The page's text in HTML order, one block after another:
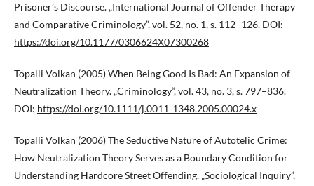
Prisoner’s Discourse. „International Journal of Offender Therapy
and Comparative Criminology”, vol. 52, no. 1, s. 112–126. DOI:
https://doi.org/10.1177/0306624X07300268
Topalli Volkan (2005) When Being Good Is Bad: An Expansion of
Neutralization Theory. „Criminology“, vol. 43, no. 3, s. 797–836.
DOI: https://doi.org/10.1111/j.0011-1348.2005.00024.x
Topalli Volkan (2006) The Seductive Nature of Autotelic Crime:
How Neutralization Theory Serves as a Boundary Condition for
Understanding Hardcore Street Offending. „Sociological Inquiry”,